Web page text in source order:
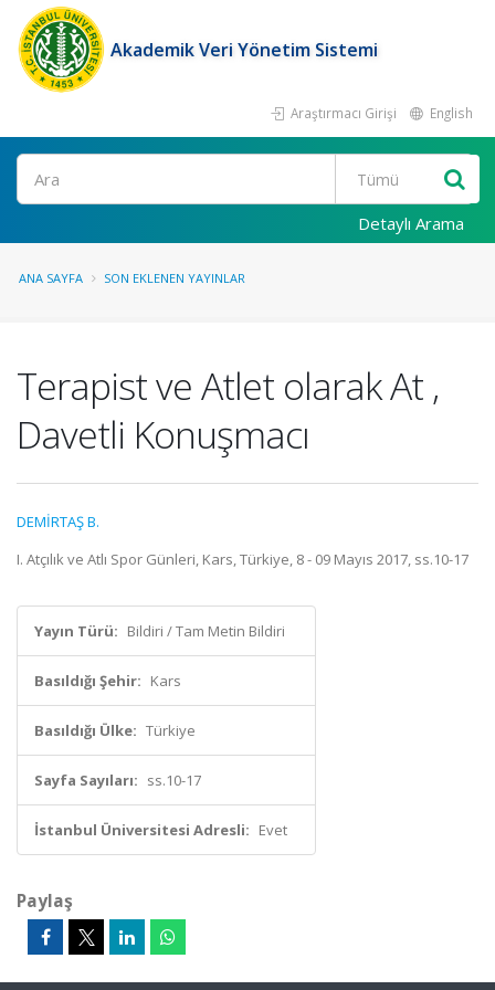
Akademik Veri Yönetim Sistemi
Araştırmacı Girişi English
Ara
Detaylı Arama
ANA SAYFA SON EKLENEN YAYINLAR
Terapist ve Atlet olarak At ,
Davetli Konuşmacı
DEMİRTAŞ B.
I. Atçılık ve Atlı Spor Günleri, Kars, Türkiye, 8 - 09 Mayıs 2017, ss.10-17
Yayın Türü: Bildiri / Tam Metin Bildiri
Basıldığı Şehir: Kars
Basıldığı Ülke: Türkiye
Sayfa Sayıları: ss.10-17
İstanbul Üniversitesi Adresli: Evet
Paylaş